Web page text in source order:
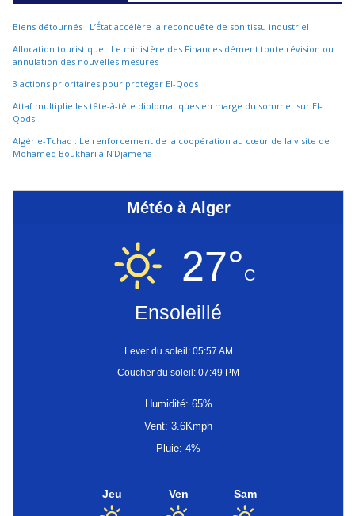
Biens détournés : L’État accélère la reconquête de son tissu industriel
Allocation touristique : Le ministère des Finances dément toute révision ou
annulation des nouvelles mesures
3 actions prioritaires pour protéger El-Qods
Attaf multiplie les tête-à-tête diplomatiques en marge du sommet sur El-
Qods
Algérie-Tchad : Le renforcement de la coopération au cœur de la visite de
Mohamed Boukhari à N’Djamena
Météo à Alger
27°C
Ensoleillé
Lever du soleil: 05:57 AM
Coucher du soleil: 07:49 PM
Humidité: 65%
Vent: 3.6Kmph
Pluie: 4%
Jeu Ven Sam